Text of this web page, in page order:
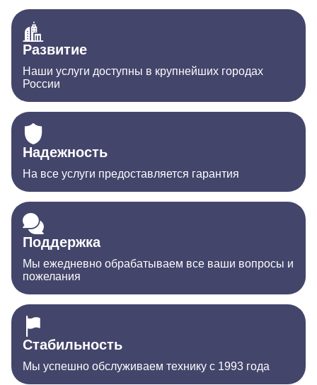
Развитие
Наши услуги доступны в крупнейших городах
России
Надежность
На все услуги предоставляется гарантия
Поддержка
Мы ежедневно обрабатываем все ваши вопросы и
пожелания
Стабильность
Мы успешно обслуживаем технику с 1993 года